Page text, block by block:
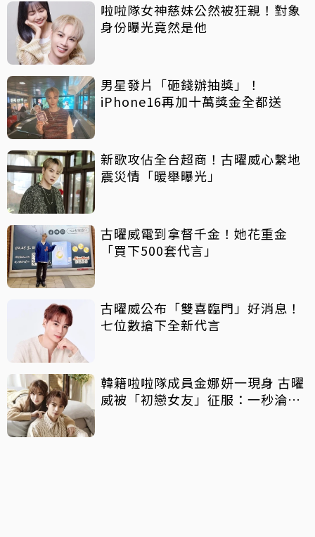
啦啦隊女神慈妹公然被狂親！對象
身份曝光竟然是他
男星發片「砸錢辦抽獎」！
iPhone16再加十萬獎金全都送
新歌攻佔全台超商！古曜威心繫地
震災情「暖舉曝光」
古曜威電到拿督千金！她花重金
「買下500套代言」
古曜威公布「雙喜臨門」好消息！
七位數搶下全新代言
韓籍啦啦隊成員金娜妍一現身 古曜
威被「初戀女友」征服：一秒淪